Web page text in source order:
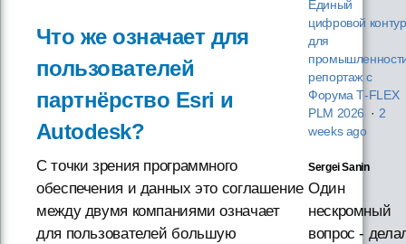
Что же означает для
пользователей
партнёрство Esri и
Autodesk?
С точки зрения программного
обеспечения и данных это соглашение
между двумя компаниями означает
для пользователей большую
Единый
цифровой контур
для
репортаж с
Форума T‑FLEX
PLM 2026 · 2
weeks ago
Sergei Sanin
Один
нескромный
вопрос -